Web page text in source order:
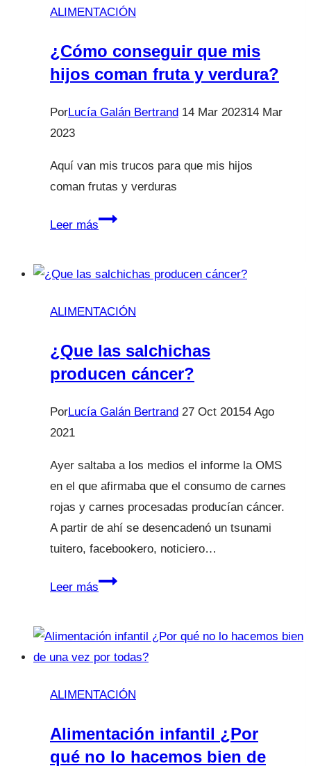
ALIMENTACIÓN
¿Cómo conseguir que mis
hijos coman fruta y verdura?
PorLucía Galán Bertrand 14 Mar 202314 Mar
2023
Aquí van mis trucos para que mis hijos
coman frutas y verduras
Leer más¿Cómo
mis
fruta
verdura?
ALIMENTACIÓN
¿Que las salchichas
producen cáncer?
PorLucía Galán Bertrand 27 Oct 20154 Ago
2021
Ayer saltaba a los medios el informe la OMS
en el que afirmaba que el consumo de carnes
rojas y carnes procesadas producían cáncer.
A partir de ahí se desencadenó un tsunami
tuitero, facebookero, noticiero…
Leer más¿Que
producen
cáncer?
ALIMENTACIÓN
Alimentación infantil ¿Por
qué no lo hacemos bien de